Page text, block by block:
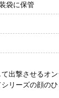
袋に保管
出撃させる
リーズの顔のひ